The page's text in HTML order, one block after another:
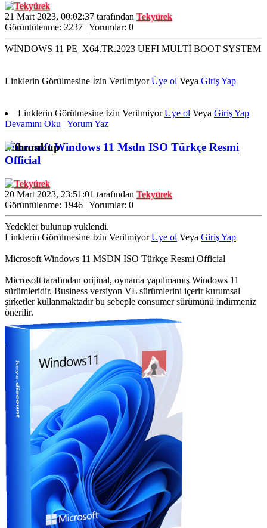
21 Mart 2023, 00:02:37 tarafındanTekyürek
Görüntülenme: 2237 | Yorumlar: 0
WİNDOWS 11 PE_X64.TR.2023 UEFI MULTİ BOOT SYSTEM
Linklerin Görülmesine İzin VerilmiyorÜye ol Veya Giriş Yap
Linklerin Görülmesine İzin VerilmiyorÜye ol Veya Giriş Yap
Devamını Oku | Yorum Yaz
Microsoft Windows 11 Msdn ISO Türkçe Resmi
Official
20 Mart 2023, 23:51:01 tarafındanTekyürek
Görüntülenme: 1946 | Yorumlar: 0
Yedekler bulunup yüklendi.
Linklerin Görülmesine İzin VerilmiyorÜye ol Veya Giriş Yap
Microsoft Windows 11 MSDN ISO Türkçe Resmi Official
Microsoft tarafından orijinal, oynama yapılmamış Windows 11
sürümleridir. Business versiyon VL sürümlerini içerir kurumsal
şirketler kullanmaktadır bu sebeple consumer sürümünü indirmeniz
önerilir.